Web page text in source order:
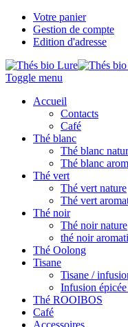
Votre panier
Gestion de compte
Edition d'adresse
Toggle menu
Accueil
Contacts
Café
Thé blanc
Thé blanc
Thé blanc
Thé vert
Thé vert nature
Thé vert
Thé noir
Thé noir nature
thé noir
Thé Oolong
Tisane
Tisane /
Infusion
Thé ROOIBOS
Café
Accessoires